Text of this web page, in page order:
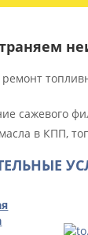
ремонт
сажевого
в КПП,